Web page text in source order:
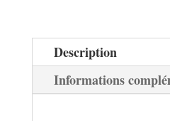
Cristal
Alcalin
Wahre
Description
Informations